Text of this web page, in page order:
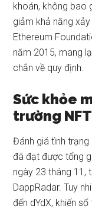
khoán, không bao
giảm khả năng
Ethereum
năm 2015, mang
chắn về quy định.
Sức khỏe
trường
Đánh giá tình
đã đạt được tổng
ngày 23 tháng 11,
DappRadar. Tuy
đến dYdX, khiến